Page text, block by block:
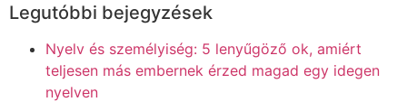
Legutóbbi bejegyzések
Nyelv és személyiség: 5 lenyűgöző ok, amiért
teljesen más embernek érzed magad egy idegen
nyelven